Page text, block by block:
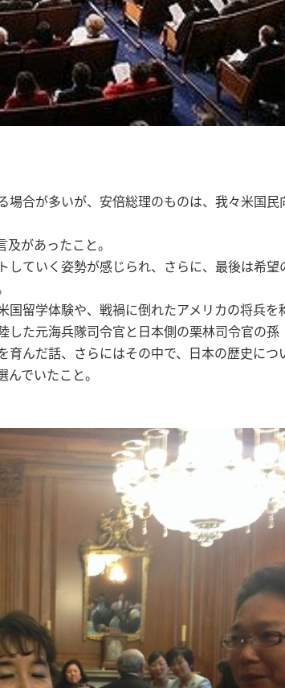
場合が多いが、安倍総理のものは、我々米国
があったこと。
ていく姿勢が感じられ、さらに、最後は希望
国留学体験や、戦禍に倒れたアメリカの将兵
た元海兵隊司令官と日本側の栗林司令官の
育んだ話、さらにはその中で、日本の歴史に
でいたこと。